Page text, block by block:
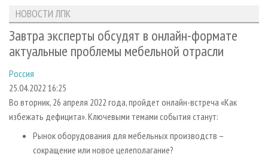
ЛЕСОЗАГОТОВКА
ЛЕСОПИЛЕНИЕ
СУШКА ДРЕВЕСИНЫ
ПРОИЗВОДСТВО ДРЕВЕСНЫХ ПЛИТ
ДЕРЕВЯННОЕ ДОМОСТРОЕНИЕ
ПРОИЗВОДСТВО МЕБЕЛИ
НОВОСТИ ЛПК
НОВОСТИ ЖУРНАЛА
ПРОЕКТЫ ЛПИ
АНАЛИТИКА
ПРЕДПРИЯТИЯ ЛПК
ПЕРСОНЫ
МОБИЛЬНЫЕ ВЫСТАВКИ
ОФИЦИАЛЬНЫЕ ДЕЛЕГАЦИИ
ПРИОРИТЕТНЫЕ ИНВЕСТПРОЕКТЫ
АРХИВ ЖУРНАЛОВ
О ЖУРНАЛЕ
КОНТАКТЫ
РЕКЛАМОДАТЕЛЯМ
РЕКЛАМА
РЕКЛАМА НА САЙТЕ
НОВОСТИ ЛПК
Завтра эксперты обсудят в онлайн-формате
актуальные проблемы мебельной отрасли
Россия
25.04.2022 16:25
Во вторник, 26 апреля 2022 года, пройдет онлайн-встреча «Как
избежать дефицита». Ключевыми темами события станут:
Рынок оборудования для мебельных производств –
сокращение или новое целеполагание?